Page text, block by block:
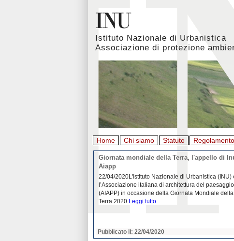
Istituto Nazionale di Urbanistica
Associazione di protezione
Home Chi siamo Statuto Regolamento
Giornata mondiale della Terra, l'appello di
Aiapp
22/04/2020L'Istituto Nazionale di Urbanistica (INU)
l’Associazione italiana di architettura del paesaggio
(AIAPP) in occasione della Giornata Mondiale della
Terra 2020 Leggi tutto
Pubblicato il: 22/04/2020